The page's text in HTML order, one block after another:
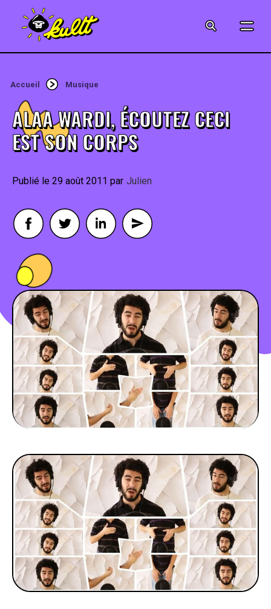
MUSIQUE
JEUX-VIDÉO
PEOPLE
FOOD
BONS PLANS
SOUTENEZ KULTT
Accueil Musique
ALAA WARDI, ÉCOUTEZ CECI
EST SON CORPS
29 août 2011 By Julien